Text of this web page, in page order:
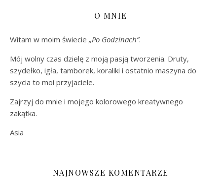
O MNIE
Witam w moim świecie „Po Godzinach”.
Mój wolny czas dzielę z moją pasją tworzenia. Druty,
szydełko, igła, tamborek, koraliki i ostatnio maszyna do
szycia to moi przyjaciele.
Zajrzyj do mnie i mojego kolorowego kreatywnego
zakątka.
Asia
NAJNOWSZE KOMENTARZE